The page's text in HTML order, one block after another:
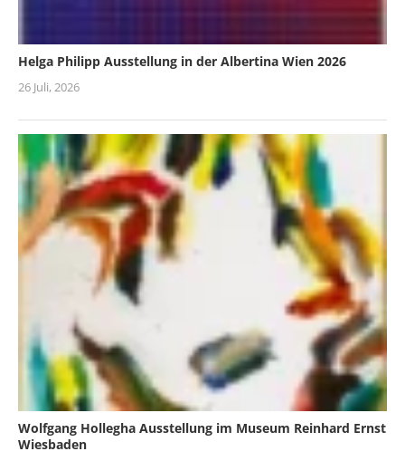
Helga Philipp Ausstellung in der Albertina Wien 2026
26 Juli, 2026
Wolfgang Hollegha Ausstellung im Museum Reinhard Ernst
Wiesbaden